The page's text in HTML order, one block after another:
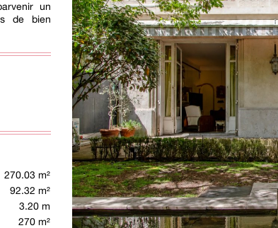
un
de bien
270.03 m²
92.32 m²
3.20 m
270 m²